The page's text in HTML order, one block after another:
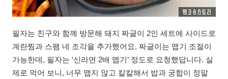
필자는 친구와 함께 방문해 돼지 짜글이 2인 세트에 사이드로
계란찜과 스팸 네 조각을 추가했어요. 짜글이는 맵기 조절이
가능한데, 필자는 ‘신라면 2배 맵기’ 정도로 요청했답니다. 실
제로 먹어 보니, 너무 맵지 않고 칼칼해서 밥과 궁합이 정말